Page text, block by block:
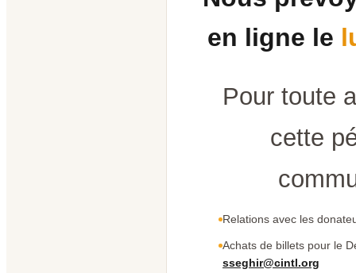
en ligne le
Pour toute
cette
Relations avec les
Achats de billets pour le
sseghir@cintl.org